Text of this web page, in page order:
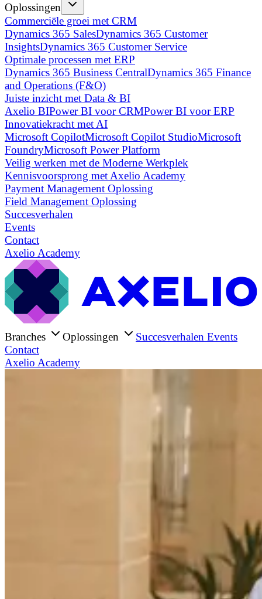
Oplossingen
Commerciële groei met CRM
Dynamics 365 SalesDynamics 365 Customer
InsightsDynamics 365 Customer Service
Optimale processen met ERP
Dynamics 365 Business CentralDynamics 365 Finance
and Operations (F&O)
Juiste inzicht met Data & BI
Axelio BIPower BI voor CRMPower BI voor ERP
Innovatiekracht met AI
Microsoft CopilotMicrosoft Copilot StudioMicrosoft
FoundryMicrosoft Power Platform
Veilig werken met de Moderne Werkplek
Kennisvoorsprong met Axelio Academy
Payment Management Oplossing
Field Management Oplossing
Succesverhalen
Events
Contact
Axelio Academy
Branches Oplossingen Succesverhalen Events
Contact
Axelio Academy